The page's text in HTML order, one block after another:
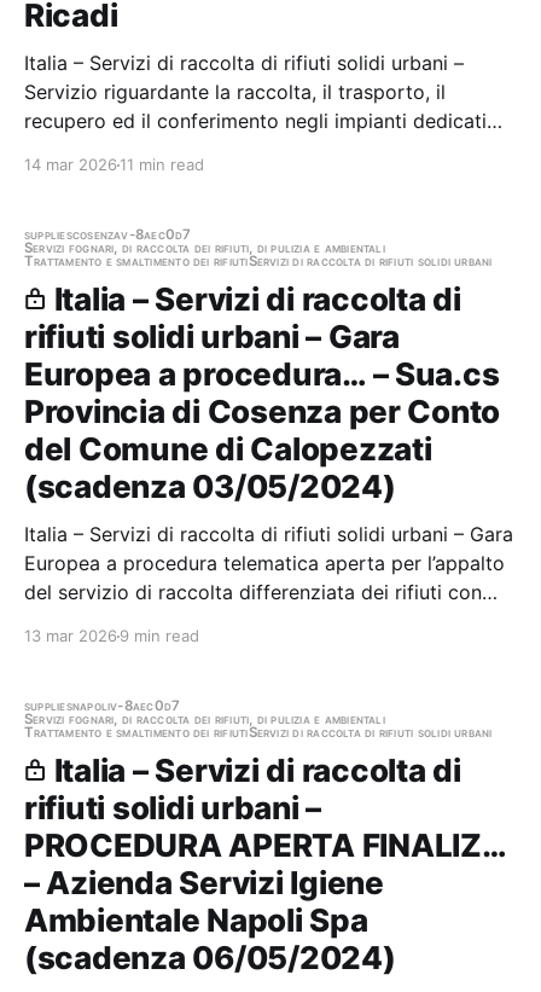
Ricadi
Italia – Servizi di raccolta di rifiuti solidi urbani –
Servizio riguardante la raccolta, il trasporto, il
recupero ed il conferimento negli impianti dedicati
14 mar 2026 11 min read
suppliescosenzav-8aec0d7
Servizi fognari, di raccolta dei rifiuti, di pulizia e ambientali
Trattamento e smaltimento dei rifiutiServizi di raccolta di rifiuti solidi urbani
Italia – Servizi di raccolta di
rifiuti solidi urbani – Gara
Europea a procedura… – Sua.cs
Provincia di Cosenza per Conto
del Comune di Calopezzati
(scadenza 03/05/2024)
Italia – Servizi di raccolta di rifiuti solidi urbani – Gara
Europea a procedura telematica aperta per l’appalto
del servizio di raccolta differenziata dei rifiuti con
13 mar 2026 9 min read
suppliesnapoliv-8aec0d7
Servizi fognari, di raccolta dei rifiuti, di pulizia e ambientali
Trattamento e smaltimento dei rifiutiServizi di raccolta di rifiuti solidi urbani
Italia – Servizi di raccolta di
rifiuti solidi urbani –
PROCEDURA APERTA FINALIZ…
– Azienda Servizi Igiene
Ambientale Napoli Spa
(scadenza 06/05/2024)